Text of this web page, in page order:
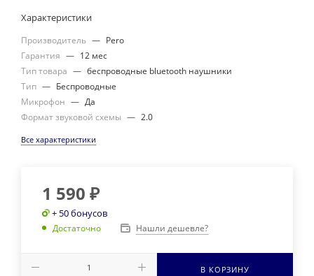
Характеристики
Производитель — Pero
Гарантия — 12 мес
Тип товара — беспроводные bluetooth наушники
Тип — Беспроводные
Микрофон — Да
Формат звуковой схемы — 2.0
Все характеристики
1 590 ₽
+ 50 бонусов
Достаточно Нашли дешевле?
В КОРЗИНУ